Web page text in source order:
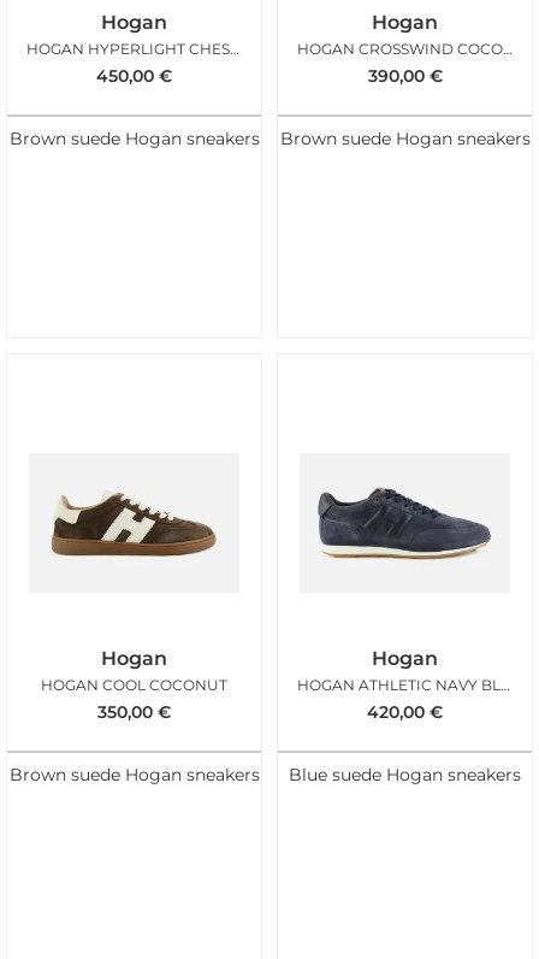
Hogan
HOGAN HYPERLIGHT CHESTNUT ICE
450,00 €
Brown suede Hogan sneakers
Hogan
HOGAN CROSSWIND COCONUT MAN
390,00 €
Brown suede Hogan sneakers
Hogan
HOGAN COOL COCONUT
350,00 €
Brown suede Hogan sneakers
Hogan
HOGAN ATHLETIC NAVY BLUE
420,00 €
Blue suede Hogan sneakers